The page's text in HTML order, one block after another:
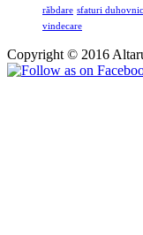
răbdare sfaturi
vindecare
Copyright © 2016